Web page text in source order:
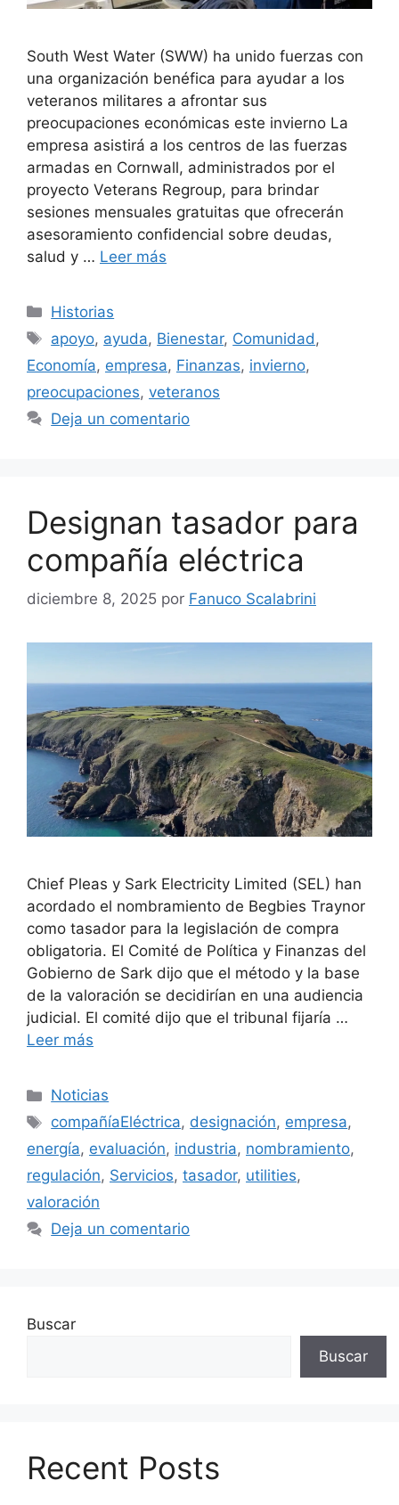
South West Water (SWW) ha unido fuerzas con
una organización benéfica para ayudar a los
veteranos militares a afrontar sus
preocupaciones económicas este invierno La
empresa asistirá a los centros de las fuerzas
armadas en Cornwall, administrados por el
proyecto Veterans Regroup, para brindar
sesiones mensuales gratuitas que ofrecerán
asesoramiento confidencial sobre deudas,
salud y … Leer más
Categorías
Historias
Etiquetas
apoyo, ayuda, Bienestar, Comunidad ,
Economía, empresa, Finanzas, invierno,
preocupaciones, veteranos
Deja un comentario
Designan tasador para
compañía eléctrica
diciembre 8, 2025 por Fanuco Scalabrini
Chief Pleas y Sark Electricity Limited (SEL) han
acordado el nombramiento de Begbies Traynor
como tasador para la legislación de compra
obligatoria. El Comité de Política y Finanzas del
Gobierno de Sark dijo que el método y la base
de la valoración se decidirían en una audiencia
judicial. El comité dijo que el tribunal fijaría …
Leer más
Categorías
Noticias
Etiquetas
compañíaEléctrica, designación, empresa,
energía, evaluación, industria, nombramiento,
regulación, Servicios, tasador, utilities,
valoración
Deja un comentario
Buscar
Buscar
Recent Posts